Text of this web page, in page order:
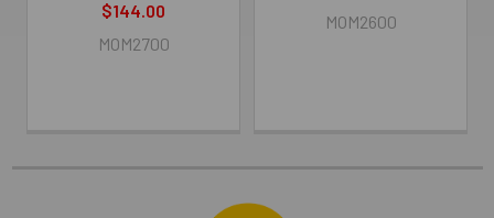
$144.00
MOM2700
MOM2600